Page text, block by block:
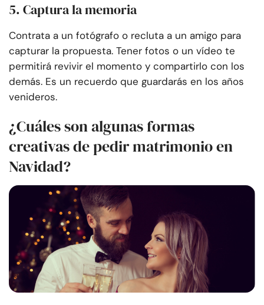
5. Captura la memoria
Contrata a un fotógrafo o recluta a un amigo para
capturar la propuesta. Tener fotos o un vídeo te
permitirá revivir el momento y compartirlo con los
demás. Es un recuerdo que guardarás en los años
venideros.
¿Cuáles son algunas formas
creativas de pedir matrimonio en
Navidad?